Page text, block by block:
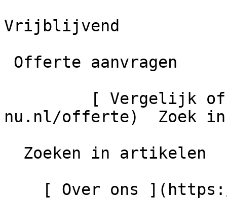
Vrijblijvend
nu.nl/offerte)  Zoek